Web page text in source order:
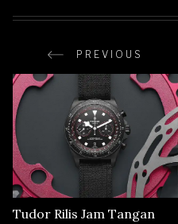
PREVIOUS
Tudor Rilis Jam Tangan